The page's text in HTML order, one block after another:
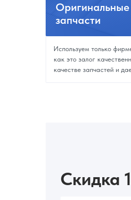
Оригинальные
запчасти
Используем только
как это залог
качестве запчастей и
Скидка